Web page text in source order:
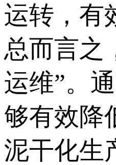
运转，有
总而言之
运维”。
够有效降
泥干化生